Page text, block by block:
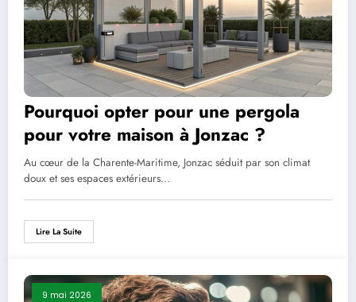
Pourquoi opter pour une pergola
pour votre maison à Jonzac ?
Au cœur de la Charente-Maritime, Jonzac séduit par son climat
doux et ses espaces extérieurs…
Lire La Suite
9 mai 2026